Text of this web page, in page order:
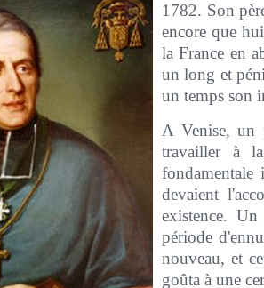
1782. Son
encore que
la France en
un long et
un temps son
A Venise, un
travailler à
devaient
existence.
période
nouveau, et
goûta à une